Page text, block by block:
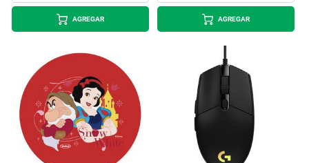
AGREGAR AGREGAR